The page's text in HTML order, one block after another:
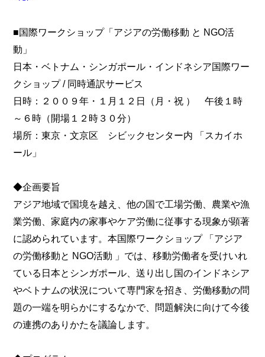
■国際ワークショップ「アジアの労働移動 と NGO活
動」
日本・ベトナム・シンガポール・インドネシア国際ワー
クショップ / 同時通訳サービス
日時：２００９年・１月１２日（月・祝 ） 午後１時
～６時（開場１２時３０分）
場所：東京・文京区 シビックセンター内 「スカイホ
ール」
◆企画要旨
アジア地域で国境を越え、他の国で工場労働、農業や漁
業労働、家庭内の家事やケア労働に従事する現象が顕著
に認められています。本国際ワークショップ 「アジア
の労働移動と NGO活動 」では、移動労働者を受けいれ
ている日本とシンガポール、送り出し国のインドネシア
やベトナムの状況について専門家を招き、労働移動の問
題の一端を明らかにするなかで、問題解決に向けて今後
の連携のありかたを議論します。